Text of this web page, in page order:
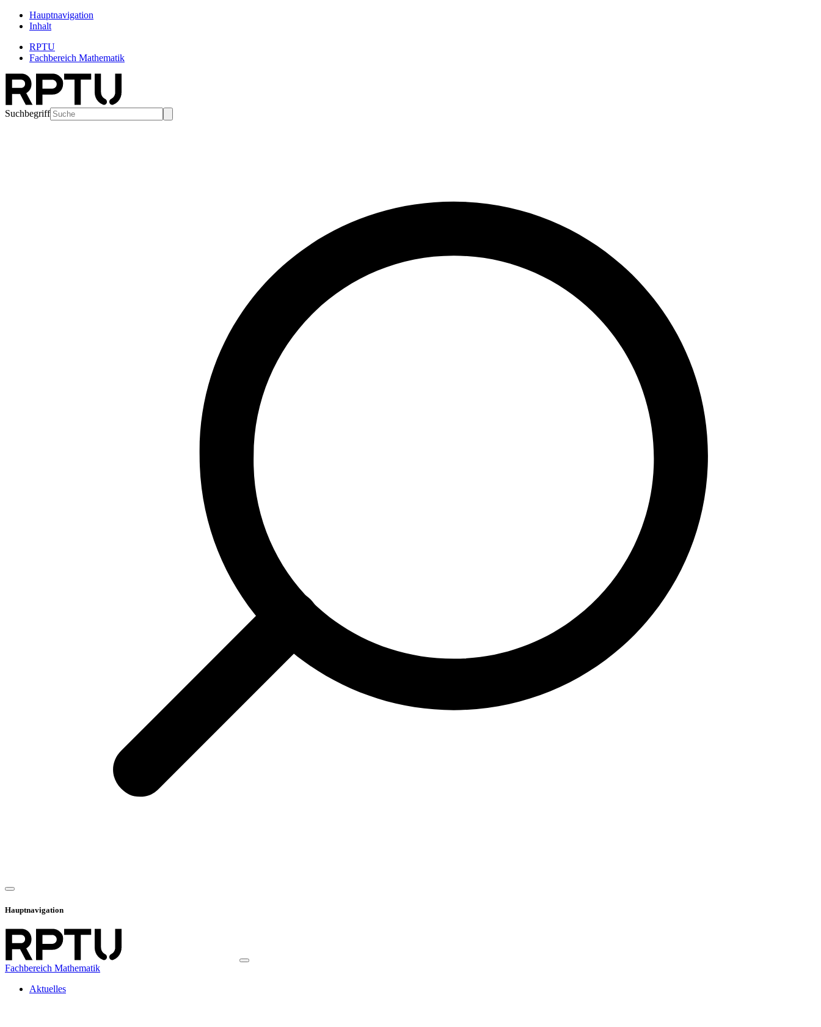
Hauptnavigation
Inhalt
RPTU
Fachbereich Mathematik
Suchbegriff
Hauptnavigation
Fachbereich Mathematik
Aktuelles